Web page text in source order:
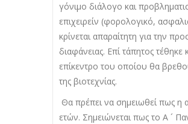
γόνιμο διάλογο και
επιχειρείν (φορολογικό,
κρίνεται απαραίτητη για την
διαφάνειας. Επί τάπητος
επίκεντρο του οποίου θα
της βιοτεχνίας.
Θα πρέπει να σημειωθεί πως η
ετών. Σημειώνεται πως το Α ´